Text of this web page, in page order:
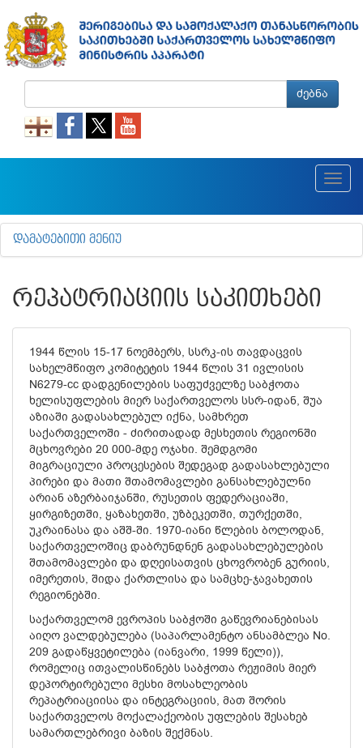
ძებნა
ᲓᲐᲛᲐᲢᲔᲑᲘᲗᲘ ᲛᲔᲜᲘᲣ
ᲠᲔᲞᲐᲢᲠᲘᲐᲪᲘᲘᲡ ᲡᲐᲙᲘᲗᲮᲔᲑᲘ
1944 წლის 15-17 ნოემბერს, სსრკ-ის თავდაცვის
სახელმწიფო კომიტეტის 1944 წლის 31 ივლისის
N6279-cc დადგენილების საფუძველზე საბჭოთა
ხელისუფლების მიერ საქართველოს სსრ-იდან, შუა
აზიაში გადასახლებულ იქნა, სამხრეთ
საქართველოში - ძირითადად მესხეთის რეგიონში
მცხოვრები 20 000-მდე ოჯახი. შემდგომი
მიგრაციული პროცესების შედეგად გადასახლებული
პირები და მათი შთამომავლები განსახლებულნი
არიან აზერბაიჯანში, რუსეთის ფედერაციაში,
ყირგიზეთში, ყაზახეთში, უზბეკეთში, თურქეთში,
უკრაინასა და აშშ-ში. 1970-იანი წლების ბოლოდან,
საქართველოშიც დაბრუნდნენ გადასახლებულების
შთამომავლები და დღეისათვის ცხოვრობენ გურიის,
იმერეთის, შიდა ქართლისა და სამცხე-ჯავახეთის
რეგიონებში.
საქართველომ ევროპის საბჭოში გაწევრიანებისას
აიღო ვალდებულება (საპარლამენტო ანსამბლეა No.
209 გადაწყვეტილება (იანვარი, 1999 წელი)),
რომელიც ითვალისწინებს საბჭოთა რეჟიმის მიერ
დეპორტირებული მესხი მოსახლეობის
რეპატრიაციისა და ინტეგრაციის, მათ შორის
საქართველოს მოქალაქეობის უფლების შესახებ
სამართლებრივი ბაზის შექმნას.